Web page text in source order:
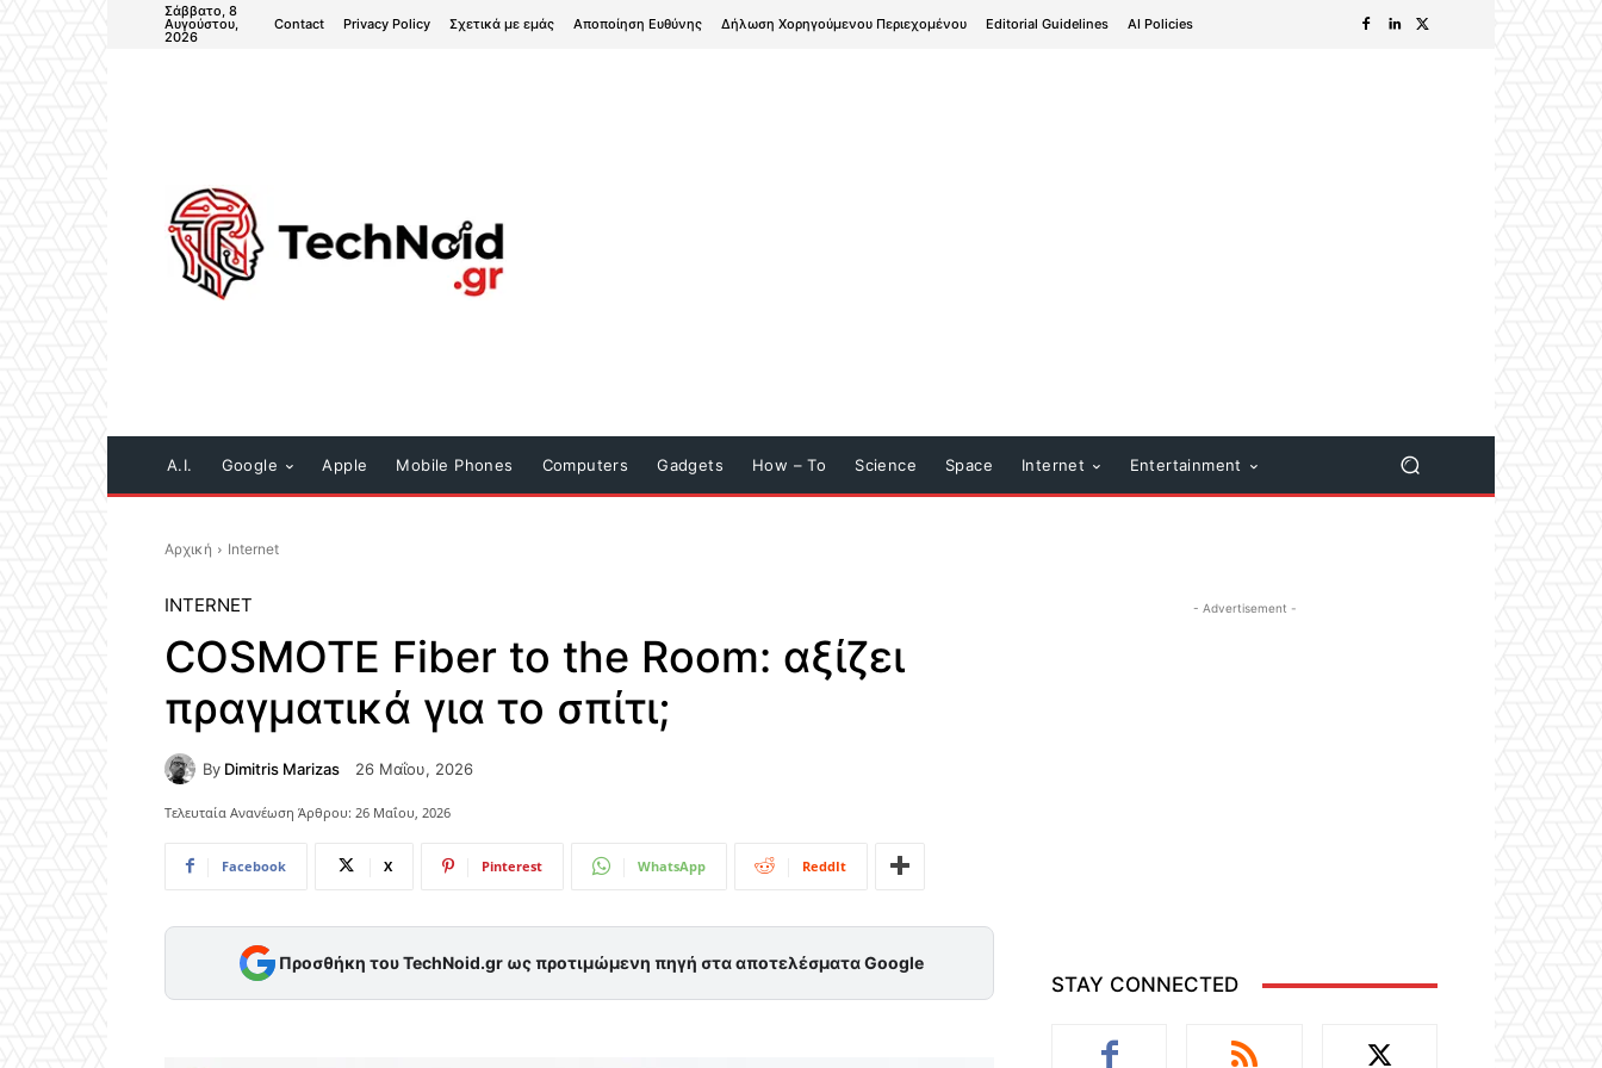
Σάββατο, 8
Αυγούστου,
2026
Contact Privacy Policy Σχετικά με εμάς Αποποίηση Ευθύνης Δήλωση Χορηγούμενου Περιεχομένου Editorial Guidelines AI Policies
A.I. Google Apple Mobile Phones Computers Gadgets How – To Science Space Internet Entertainment
Αρχική Internet
INTERNET
COSMOTE Fiber to the Room: αξίζει
πραγματικά για το σπίτι;
By Dimitris Marizas 26 Μαΐου, 2026
Τελευταία Ανανέωση Άρθρου: 26 Μαΐου, 2026
Facebook X Pinterest WhatsApp ReddIt
Προσθήκη του TechNoid.gr ως προτιμώμενη πηγή στα αποτελέσματα Google
- Advertisement -
STAY CONNECTED